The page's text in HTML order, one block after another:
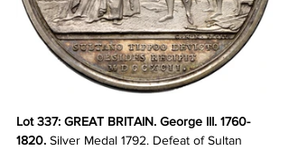
Lot 337: GREAT BRITAIN. George III. 1760-
1820. Silver Medal 1792. Defeat of Sultan